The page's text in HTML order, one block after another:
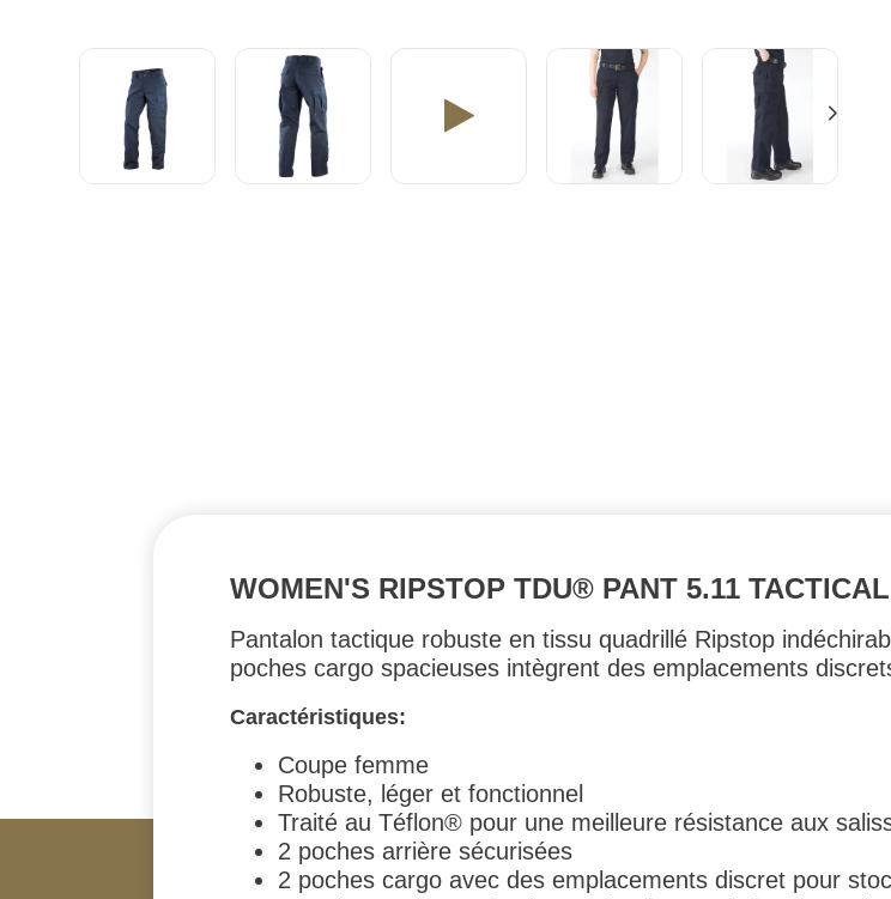
WOMEN'S RIPSTOP TDU® PANT 5.11 TACTICAL
Pantalon tactique robuste en tissu quadrillé Ripstop
poches cargo spacieuses intègrent des emplacements
Caractéristiques:
Coupe femme
Robuste, léger et fonctionnel
Traité au Téflon® pour une meilleure résistance aux
2 poches arrière sécurisées
2 poches cargo avec des emplacements discret pour